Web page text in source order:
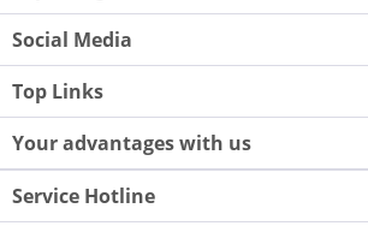
Social Media
Top Links
Your advantages with us
Service Hotline